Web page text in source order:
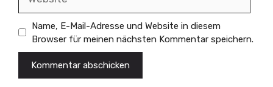
Name, E-Mail-Adresse und Website in diesem
Browser für meinen nächsten Kommentar speichern.